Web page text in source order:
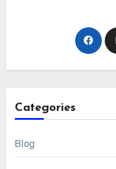
Categories
Blog